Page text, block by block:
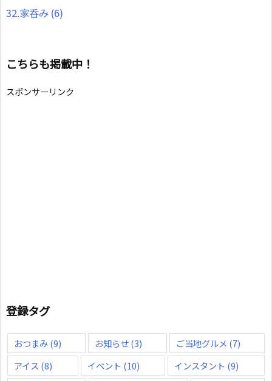
32.家呑み (6)
こちらも掲載中！
スポンサーリンク
登録タグ
おつまみ(9) お知らせ(3) ご当地グルメ (7)
アイス (8) イベント (10) インスタント (9)